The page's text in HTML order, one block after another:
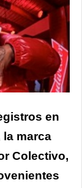
en
la marca
Colectivo,